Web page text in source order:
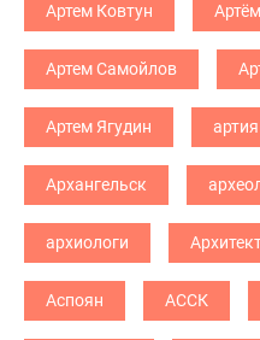
Артем Ковтун
Артем Самойлов
Артем Ягудин артия
Архангельск
архиологи
Аспоян АССК